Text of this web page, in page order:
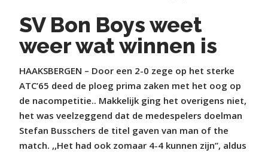
SV Bon Boys weet
weer wat winnen is
HAAKSBERGEN – Door een 2-0 zege op het sterke
ATC’65 deed de ploeg prima zaken met het oog op
de nacompetitie.. Makkelijk ging het overigens niet,
het was veelzeggend dat de medespelers doelman
Stefan Busschers de titel gaven van man of the
match. ,,Het had ook zomaar 4-4 kunnen zijn”, aldus